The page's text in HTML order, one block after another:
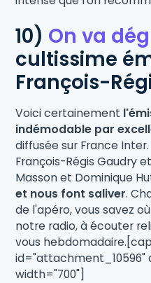
10) On va
cultissime
François-
Voici certainement
indémodable par
diffusée sur France
François-Régis Gaudry
Masson et Dominique
et nous font saliver.
de l'apéro, vous savez
notre radio, à écouter
vous
id="attachment_10596"
width="700"]